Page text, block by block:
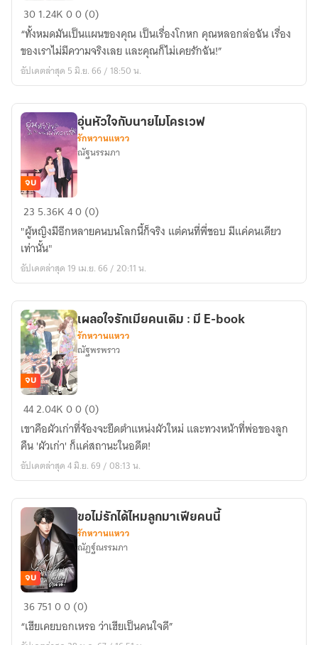
ภารกิจ
ลับ
พันธนาการ
หัวใจ
301.24K00 (0)
“ทั้งหมดมันเป็นแผนของคุณ เป็นเรื่องโกหก คุณหลอกล่อฉัน เรื่อง
ของเราไม่มีความจริงเลย และคุณก็ไม่เคยรักฉัน!”
อัปเดตล่าสุด 5 มิ.ย. 66 / 18:50 น.
อุ่น
หัวใจ
กับ
นาย
ไมโครเวฟ
จบ
อุ่นหัวใจกับนายไมโครเวฟ
รักหวานแหวว
ณัฐนรรมภา
23 5.36K40 (0)
"ผู้หญิงมีอีกหลายคนบนโลกนี้ก็จริง แต่คนที่พี่ชอบ มีแค่คนเดียว
เท่านั้น"
อัปเดตล่าสุด 19 เม.ย. 66 / 20:11 น.
เผลอ
รัก
เมีย
คน
:
E-
book
จบ
เผลอใจรักเมียคนเดิม : มี E-book
รักหวานแหวว
ณัฐพรพราว
442.04K00 (0)
เขาคือผัวเก่าที่จ้องจะยึดตำแหน่งผัวใหม่ และทวงหน้าที่พ่อของลูก
คืน 'ผัวเก่า' ก็แค่สถานะในอดีต!
อัปเดตล่าสุด 4 มิ.ย. 69 / 08:13 น.
ขอ
ไม่
รัก
จบ
ขอไม่รักได้ไหมลูกมาเฟียคนนี้
รักหวานแหวว
ณัฏฐ์ณรรมภา
3675100 (0)
“เฮียเคยบอกเหรอ ว่าเฮียเป็นคนใจดี”